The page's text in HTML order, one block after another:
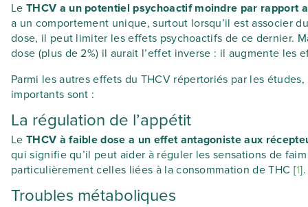
Le THCV a un potentiel psychoactif moindre par rapport
a un comportement unique, surtout lorsqu’il est associer
dose, il peut limiter les effets psychoactifs de ce dernier.
dose (plus de 2%) il aurait l’effet inverse : il augmente les
Parmi les autres effets du THCV répertoriés par les études,
importants sont :
La régulation de l’appétit
Le THCV à faible dose a un effet antagoniste aux
qui signifie qu’il peut aider à réguler les sensations de
particulièrement celles liées à la consommation de THC [1].
Troubles métaboliques